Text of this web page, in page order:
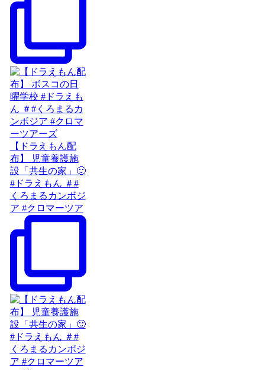
【ドラえもん配
布】 児童養護施
設「共生の家」🙂
#ドラえもん ＃#
くろまるカンボジ
ア #クロマーツア